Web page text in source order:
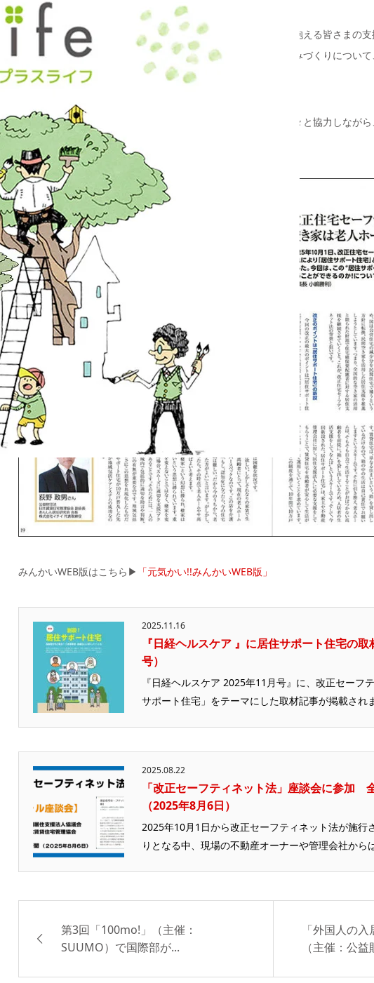
弊社では、これまで高齢者や外国人など、住まい探しに課題を抱える皆さまの
の改正法を受け、空き家活用の新しい可能性や居住支援の仕組みづくりについ
ます。
住環境をより良いものにするため、これからも多様な立場の方々と協力しなが
貢献してまいります。
みんかいWEB版はこちら▶ 「元気かい!!みんかいWEB版」
2025.11.16
『日経ヘルスケア 』に居住サポート住宅の
号）
『日経ヘルスケア 2025年11月号』に、改正セーフ
サポート住宅」をテーマにした取材記事が掲載され
2025.08.22
「改正セーフティネット法」座談会に参加
（2025年8月6日）
2025年10月1日から改正セーフティネット法が施行
りとなる中、現場の不動産オーナーや管理会社から
第3回「100mo!」（主催：
SUUMO）で国際部が...
「外国人の
（主催：公